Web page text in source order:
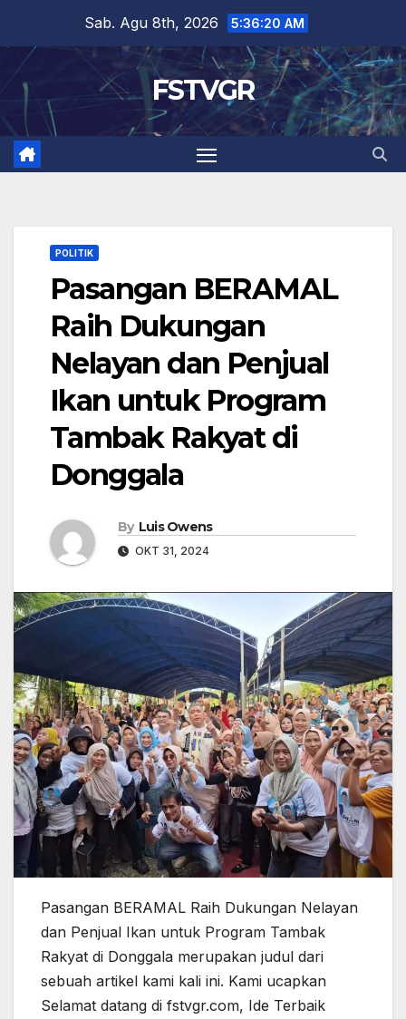
content
Sab. Agu 8th, 2026 5:36:21 AM
FSTVGR
POLITIK
Pasangan BERAMAL
Raih Dukungan
Nelayan dan Penjual
Ikan untuk Program
Tambak Rakyat di
Donggala
By Luis Owens
OKT 31, 2024
Pasangan BERAMAL Raih Dukungan Nelayan
dan Penjual Ikan untuk Program Tambak
Rakyat di Donggala merupakan judul dari
sebuah artikel kami kali ini. Kami ucapkan
Selamat datang di fstvgr.com, Ide Terbaik